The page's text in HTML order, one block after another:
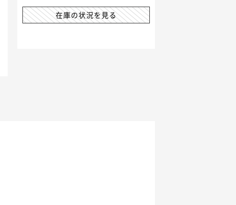
在庫の状況を見る